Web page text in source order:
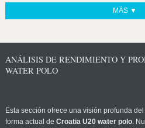
MÁS ▼
ANÁLISIS DE RENDIMIENTO Y
WATER POLO
Esta sección ofrece una visión profunda
forma actual de Croatia U20 water polo.